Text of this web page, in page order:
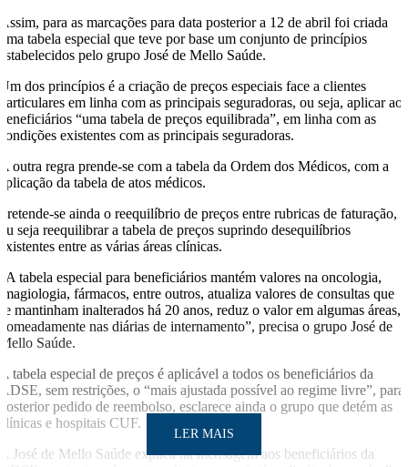
Assim, para as marcações para data posterior a 12 de abril foi criada
uma tabela especial que teve por base um conjunto de princípios
estabelecidos pelo grupo José de Mello Saúde.
Um dos princípios é a criação de preços especiais face a clientes
particulares em linha com as principais seguradoras, ou seja, aplicar aos
beneficiários “uma tabela de preços equilibrada”, em linha com as
condições existentes com as principais seguradoras.
A outra regra prende-se com a tabela da Ordem dos Médicos, com a
aplicação da tabela de atos médicos.
Pretende-se ainda o reequilíbrio de preços entre rubricas de faturação,
ou seja reequilibrar a tabela de preços suprindo desequilíbrios
existentes entre as várias áreas clínicas.
“A tabela especial para beneficiários mantém valores na oncologia,
imagiologia, fármacos, entre outros, atualiza valores de consultas que
se mantinham inalterados há 20 anos, reduz o valor em algumas áreas,
nomeadamente nas diárias de internamento”, precisa o grupo José de
Mello Saúde.
A tabela especial de preços é aplicável a todos os beneficiários da
ADSE, sem restrições, o “mais ajustada possível ao regime livre”, para
posterior pedido de reembolso, esclarece ainda o grupo que detém as
clínicas e hospitais CUF.
A José de Mello Saúde explica na mensagem aos beneficiários da
LER MAIS